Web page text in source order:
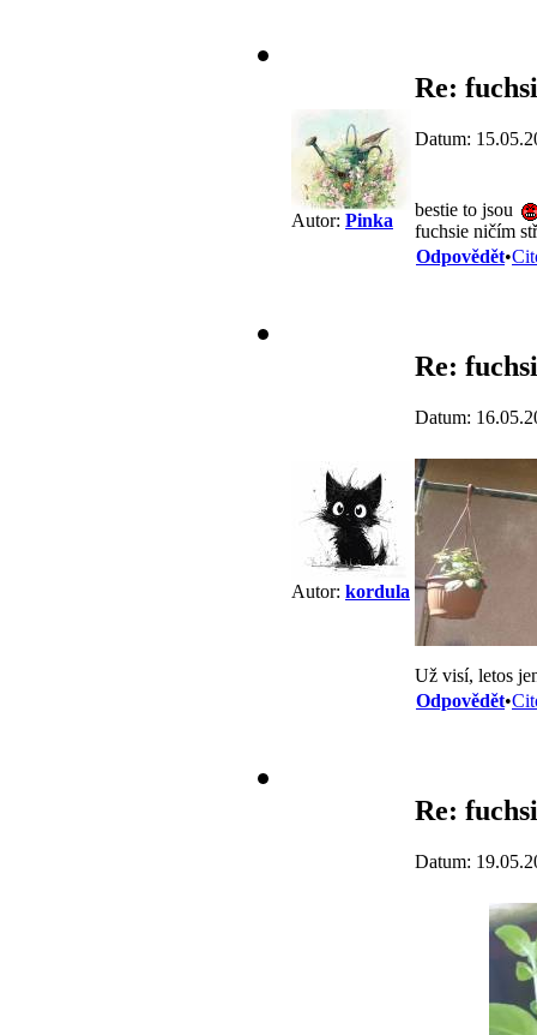
Autor: Pinka
Re:
Datum:
bestie to jsou
fuchsie ničím
Odpovědět•
Autor: kordula
Re:
Datum:
Už visí, letos
Odpovědět•
Re:
Datum: